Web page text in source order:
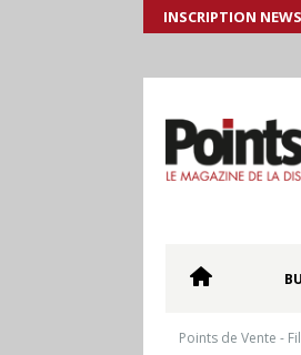
INSCRIPTION
Points de Vente -